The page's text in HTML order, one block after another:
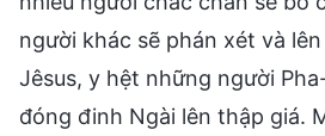
người khác sẽ phán xét và
Jêsus, y hệt những người
đóng đinh Ngài lên thập giá.